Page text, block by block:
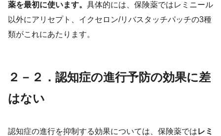
薬を最初に使います。 具体的には、保険薬ではレミニール
以外にアリセプト、イクセロン/リバスタッチパッチの3種
類がこれにあたります。
２－２．認知症の進行予防の効果に差
はない
認知症の進行を抑制する効果については、保険薬ではレミ